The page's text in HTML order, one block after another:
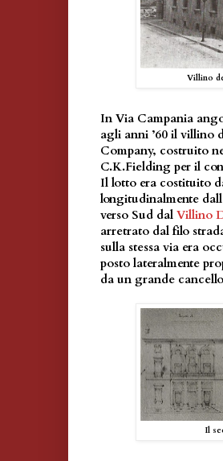
Villino
In Via Campania
agli anni ’60 il villino
Company, costruito
C.K.Fielding per il
Il lotto era costituito
longitudinalmente
verso Sud dal Villino
arretrato dal filo
sulla stessa via era
posto lateralmente
da un grande
Il